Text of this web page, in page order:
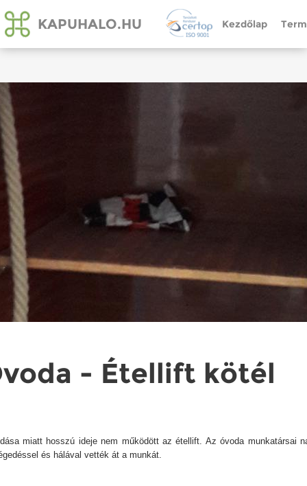
KAPUHALO.HU Kezdőlap
- Étellift kötél
miatt hosszú ideje nem működött az étellift. Az óvoda munkatársai
és hálával vették át a munkát.